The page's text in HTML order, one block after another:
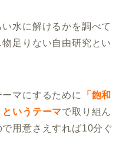
水に解けるかを調べて
足りない自由研究とい
マにするために
「飽和
いうテーマで取り組ん
用意さえすれば10分ぐ